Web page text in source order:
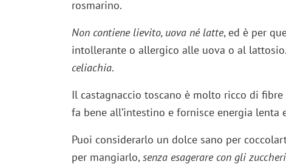
rosmarino.
Non contiene lievito, uova né latte, ed è per
intollerante o allergico alle uova o al
celiachia.
Il castagnaccio toscano è molto ricco di
fa bene all’intestino e fornisce energia lenta
Puoi considerarlo un dolce sano per
per mangiarlo,senza esagerare con gli